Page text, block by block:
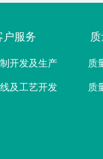
户服务
开发及生产
及工艺开发
质
质